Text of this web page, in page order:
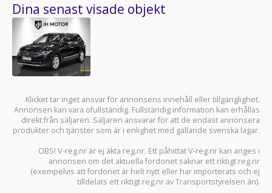
Dina senast visade objekt
Klicket tar inget ansvar för annonsens innehåll eller tillgänglighet.
Annonsen kan vara ofullständig. Fullständig information kan erhållas
direkt från säljaren. Säljaren ansvarar för att de endast annonsera
produkter och tjänster som är i enlighet med gällande svenska lagar.
OBS! V-reg.nr är ej äkta reg.nr. Ett påhittat V-reg.nr kan anges i
annonsen om det aktuella fordonet saknar ett riktigt reg.nr
(exempelvis att fordonet är helt nytt eller har importerats och ej
tilldelats ett riktigt reg.nr av Transportstyrelsen än).